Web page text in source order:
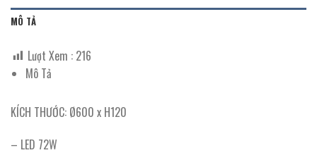
MÔ TẢ
Lượt Xem : 216
Mô Tả
KÍCH THƯỚC: Ø600 x H120
– LED 72W